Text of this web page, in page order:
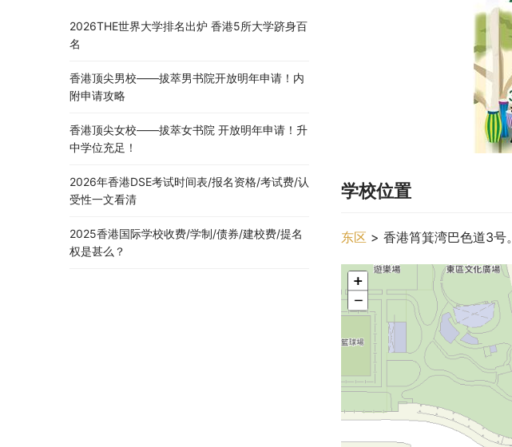
学校位置
东区 > 香港筲箕湾巴色道3号。
2026THE世界大学排名出炉 香港5所大学跻身百
名
香港顶尖男校——拔萃男书院开放明年申请！内
附申请攻略
香港顶尖女校——拔萃女书院 开放明年申请！升
中学位充足！
2026年香港DSE考试时间表/报名资格/考试费/认
受性一文看清
2025香港国际学校收费/学制/债券/建校费/提名
权是甚么？